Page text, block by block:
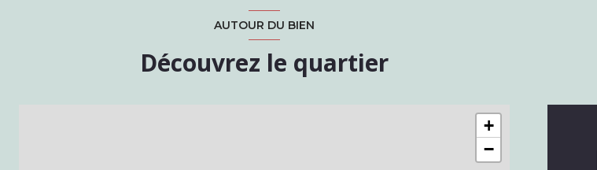
AUTOUR DU BIEN
Découvrez le quartier
+
−